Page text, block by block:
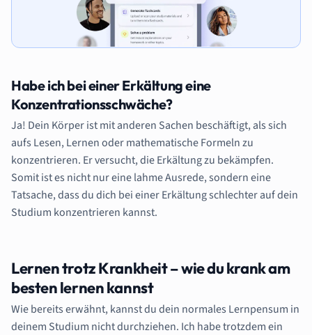
Habe ich bei einer Erkältung eine
Konzentrationsschwäche?
Ja! Dein Körper ist mit anderen Sachen beschäftigt, als sich
aufs Lesen, Lernen oder mathematische Formeln zu
konzentrieren. Er versucht, die Erkältung zu bekämpfen.
Somit ist es nicht nur eine lahme Ausrede, sondern eine
Tatsache, dass du dich bei einer Erkältung schlechter auf dein
Studium konzentrieren kannst.
Lernen trotz Krankheit – wie du krank am
besten lernen kannst
Wie bereits erwähnt, kannst du dein normales Lernpensum in
deinem Studium nicht durchziehen. Ich habe trotzdem ein